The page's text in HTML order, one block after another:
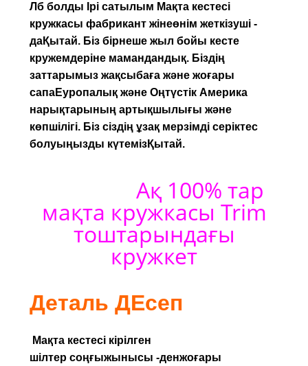
Лб болды Ірі сатылым Мақта кестесі
кружкасы фабрикантжінеөнім жеткізуші-
даҚытай. Біз бірнеше жыл бойы кесте
кружемдеріне мамандандық. Біздің
заттарымыз жақсыбаға және жоғары
сапаЕуропалық және Оңтүстік Америка
нарықтарының артықшылығы және
көпшілігі. Біз сіздің ұзақ мерзімді серіктес
болуыңызды күтемізҚытай.
Ақ 100% тар
мақта кружкасы Trim
тоштарындағы
кружкет
Деталь ДЕсеп
Мақта кестесі кірілген
шілтерсоңғыжынысы -денжоғары